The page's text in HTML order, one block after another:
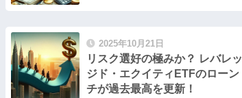
2025年10月21日
リスク選好の極みか？ レバレッ
ジド・エクイティETFのローン
チが過去最高を更新！